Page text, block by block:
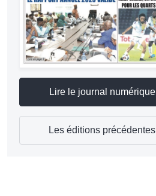
Lire le journal numérique
Les éditions précédentes